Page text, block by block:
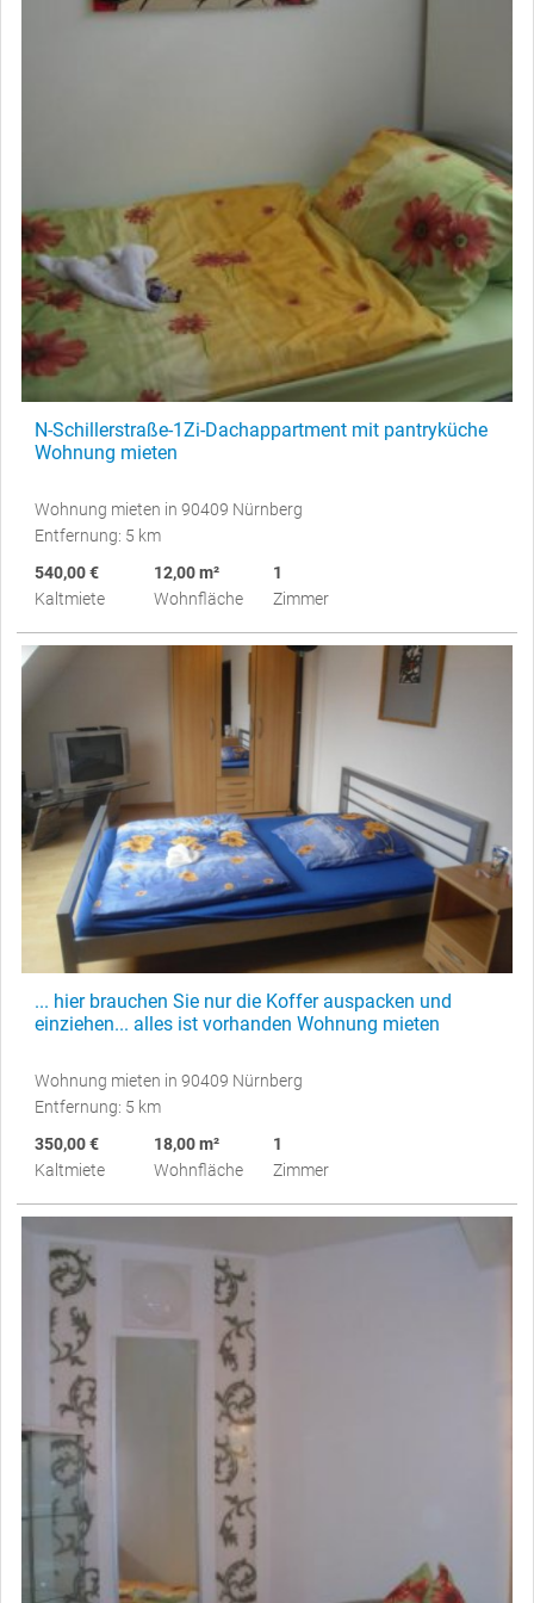
N-Schillerstraße-1Zi-Dachappartment mit pantryküche
Wohnung mieten
Wohnung mieten in 90409 Nürnberg
Entfernung: 5 km
540,00 €
Kaltmiete
12,00 m²
Wohnfläche
1
Zimmer
... hier brauchen Sie nur die Koffer auspacken und
einziehen... alles ist vorhanden Wohnung mieten
Wohnung mieten in 90409 Nürnberg
Entfernung: 5 km
350,00 €
Kaltmiete
18,00 m²
Wohnfläche
1
Zimmer